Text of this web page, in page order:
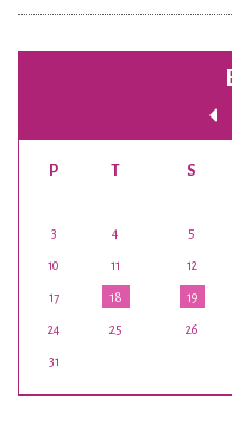
P T S
3 4 5
10 11 12
17 18 19
24 25 26
31